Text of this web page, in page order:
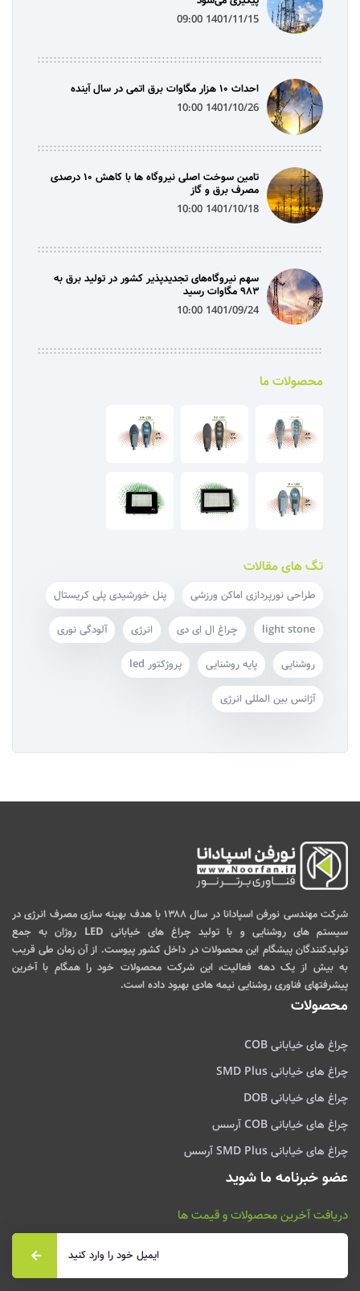
1401/11/15 09:00
احداث ۱۰ هزار مگاوات برق اتمی در سال آینده
1401/10/26 10:00
تامین سوخت اصلی نیروگاه ها با کاهش ۱۰ درصدی
مصرف برق و گاز
1401/10/18 10:00
سهم نیروگاه‌های تجدیدپذیر کشور در تولید برق به
۹۸۳ مگاوات رسید
1401/09/24 10:00
محصولات ما
تگ های مقالات
طراحی نورپردازی اماکن ورزشی پنل خورشیدی پلی کریستال
light stone چراغ ال ای دی انرژی آلودگی نوری
روشنایی پایه روشنایی پروژکتور led
آژانس بین المللی انرژی
شرکت مهندسی نورفن اسپادانا در سال ۱۳۸۸ با هدف بهینه سازی مصرف انرژی در
سیستم های روشنایی و با تولید چراغ های خیابانی LED روژان به جمع
تولیدکنندگان پیشگام این محصولات در داخل کشور پیوست. از آن زمان طی قریب
به بیش از یک دهه فعالیت، این شرکت محصولات خود را همگام با آخرین
پیشرفتهای فناوری روشنایی نیمه هادی بهبود داده است.
محصولات
چراغ های خیابانی COB
چراغ های خیابانی SMD Plus
چراغ های خیابانی DOB
چراغ های خیابانی COB آرسس
چراغ های خیابانی SMD Plus آرسس
عضو خبرنامه ما شوید
دریافت آخرین محصولات و قیمت ها